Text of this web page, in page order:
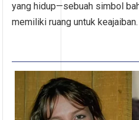
yang hidup—sebuah simbol
memiliki ruang untuk keajaiban.